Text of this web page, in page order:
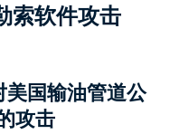
索软件攻击
国输油管道公
攻击